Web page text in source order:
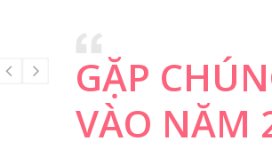
GẶP
VÀO NĂM